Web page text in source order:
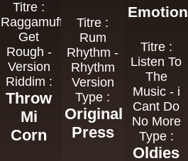
Titre :
Raggamuffin
Get
Rough -
Version
Riddim :
Throw
Mi
Corn
Titre :
Rum
Rhythm -
Rhythm
Version
Type :
Original
Press
Titre :
Listen To
The
Music - i
Cant Do
No More
Type :
Oldies